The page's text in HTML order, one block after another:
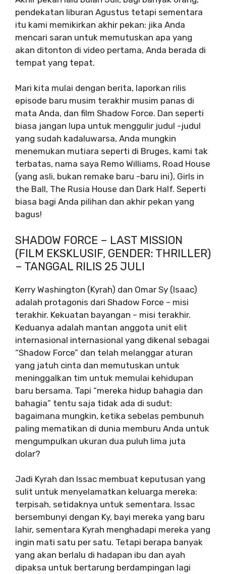
pendekatan liburan Agustus tetapi sementara
itu kami memikirkan akhir pekan: jika Anda
mencari saran untuk memutuskan apa yang
akan ditonton di video pertama, Anda berada di
tempat yang tepat.
Mari kita mulai dengan berita, laporkan rilis
episode baru musim terakhir musim panas di
mata Anda, dan film Shadow Force. Dan seperti
biasa jangan lupa untuk menggulir judul -judul
yang sudah kadaluwarsa, Anda mungkin
menemukan mutiara seperti di Bruges, kami tak
terbatas, nama saya Remo Williams, Road House
(yang asli, bukan remake baru -baru ini), Girls in
the Ball, The Rusia House dan Dark Half. Seperti
biasa bagi Anda pilihan dan akhir pekan yang
bagus!
SHADOW FORCE – LAST MISSION
(FILM EKSKLUSIF, GENDER: THRILLER)
– TANGGAL RILIS 25 JULI
Kerry Washington (Kyrah) dan Omar Sy (Isaac)
adalah protagonis dari Shadow Force – misi
terakhir. Kekuatan bayangan – misi terakhir.
Keduanya adalah mantan anggota unit elit
internasional internasional yang dikenal sebagai
“Shadow Force” dan telah melanggar aturan
yang jatuh cinta dan memutuskan untuk
meninggalkan tim untuk memulai kehidupan
baru bersama. Tapi “mereka hidup bahagia dan
bahagia” tentu saja tidak ada di sudut:
bagaimana mungkin, ketika sebelas pembunuh
paling mematikan di dunia memburu Anda untuk
mengumpulkan ukuran dua puluh lima juta
dolar?
Jadi Kyrah dan Issac membuat keputusan yang
sulit untuk menyelamatkan keluarga mereka:
terpisah, setidaknya untuk sementara. Issac
bersembunyi dengan Ky, bayi mereka yang baru
lahir, sementara Kyrah menghadapi mereka yang
ingin mati satu per satu. Tetapi berapa banyak
yang akan berlalu di hadapan ibu dan ayah
dipaksa untuk bertarung berdampingan lagi